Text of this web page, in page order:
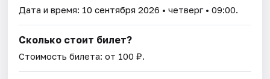
Дата и время: 10 сентября 2026 • четверг • 09:00.
Сколько стоит билет?
Стоимость билета: от 100 ₽.